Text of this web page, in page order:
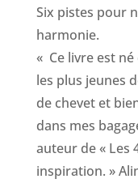
Six pistes pour
harmonie.
« Ce livre est né
les plus jeunes
de chevet et
dans mes
auteur de « Les
inspiration. »